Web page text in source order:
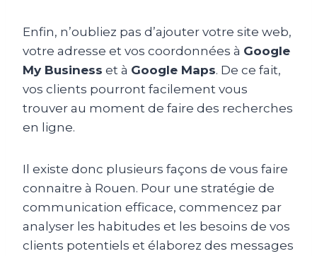
Enfin, n’oubliez pas d’ajouter votre site web,
votre adresse et vos coordonnées à Google
My Business et à Google Maps. De ce fait,
vos clients pourront facilement vous
trouver au moment de faire des recherches
en ligne.
Il existe donc plusieurs façons de vous faire
connaitre à Rouen. Pour une stratégie de
communication efficace, commencez par
analyser les habitudes et les besoins de vos
clients potentiels et élaborez des messages